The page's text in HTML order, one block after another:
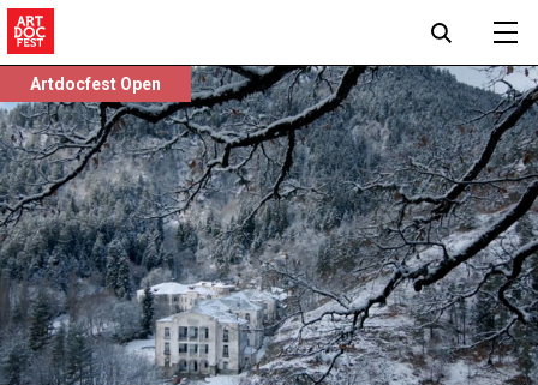
Artdocfest Open